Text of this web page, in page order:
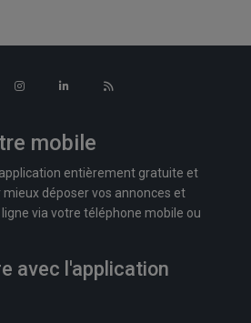
mobile
entièrement gratuite et
déposer vos annonces et
via votre téléphone mobile ou
avec l'application